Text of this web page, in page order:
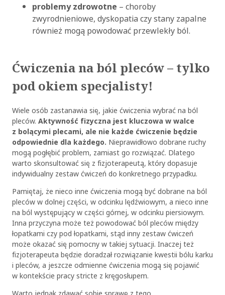
problemy zdrowotne – choroby
zwyrodnieniowe, dyskopatia czy stany zapalne
również mogą powodować przewlekły ból.
Ćwiczenia na ból pleców – tylko
pod okiem specjalisty!
Wiele osób zastanawia się, jakie ćwiczenia wybrać na ból
pleców. Aktywność fizyczna jest kluczowa w walce
z bolącymi plecami, ale nie każde ćwiczenie będzie
odpowiednie dla każdego. Nieprawidłowo dobrane ruchy
mogą pogłębić problem, zamiast go rozwiązać. Dlatego
warto skonsultować się z fizjoterapeutą, który dopasuje
indywidualny zestaw ćwiczeń do konkretnego przypadku.
Pamiętaj, że nieco inne ćwiczenia mogą być dobrane na ból
pleców w dolnej części, w odcinku lędźwiowym, a nieco inne
na ból występujący w części górnej, w odcinku piersiowym.
Inna przyczyna może też powodować ból pleców między
łopatkami czy pod łopatkami, stąd inny zestaw ćwiczeń
może okazać się pomocny w takiej sytuacji. Inaczej też
fizjoterapeuta będzie doradzał rozwiązanie kwestii bólu karku
i pleców, a jeszcze odmienne ćwiczenia mogą się pojawić
w kontekście pracy stricte z kręgosłupem.